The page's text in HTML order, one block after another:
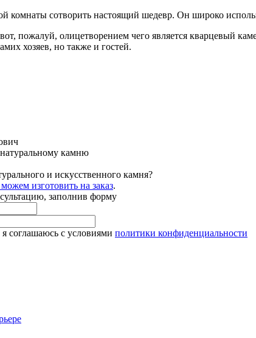
сотворить настоящий шедевр. Он широко
пожалуй, олицетворением чего является кварцевый
хозяев, но также и гостей.
камню
и искусственного камня?
изготовить на заказ.
заполнив форму
соглашаюсь с условиями политики конфиденциальности